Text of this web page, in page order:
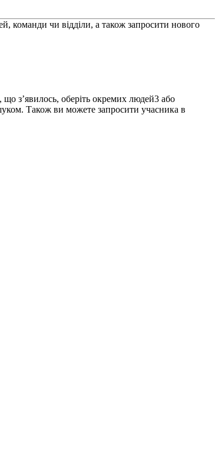
команди чи відділи, а також запросити нового
що з’явилось, оберіть окремих людей3 або
Також ви можете запросити учасника в